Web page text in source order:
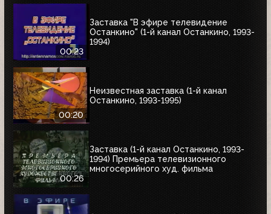
00:23
Заставка "В эфире телевидение
Останкино" (1-й канал Останкино, 1993-
1994)
00:20
Неизвестная заставка (1-й канал
Останкино, 1993-1995)
00:26
Заставка (1-й канал Останкино, 1993-
1994) Премьера телевизионного
многосерийного худ. фильма